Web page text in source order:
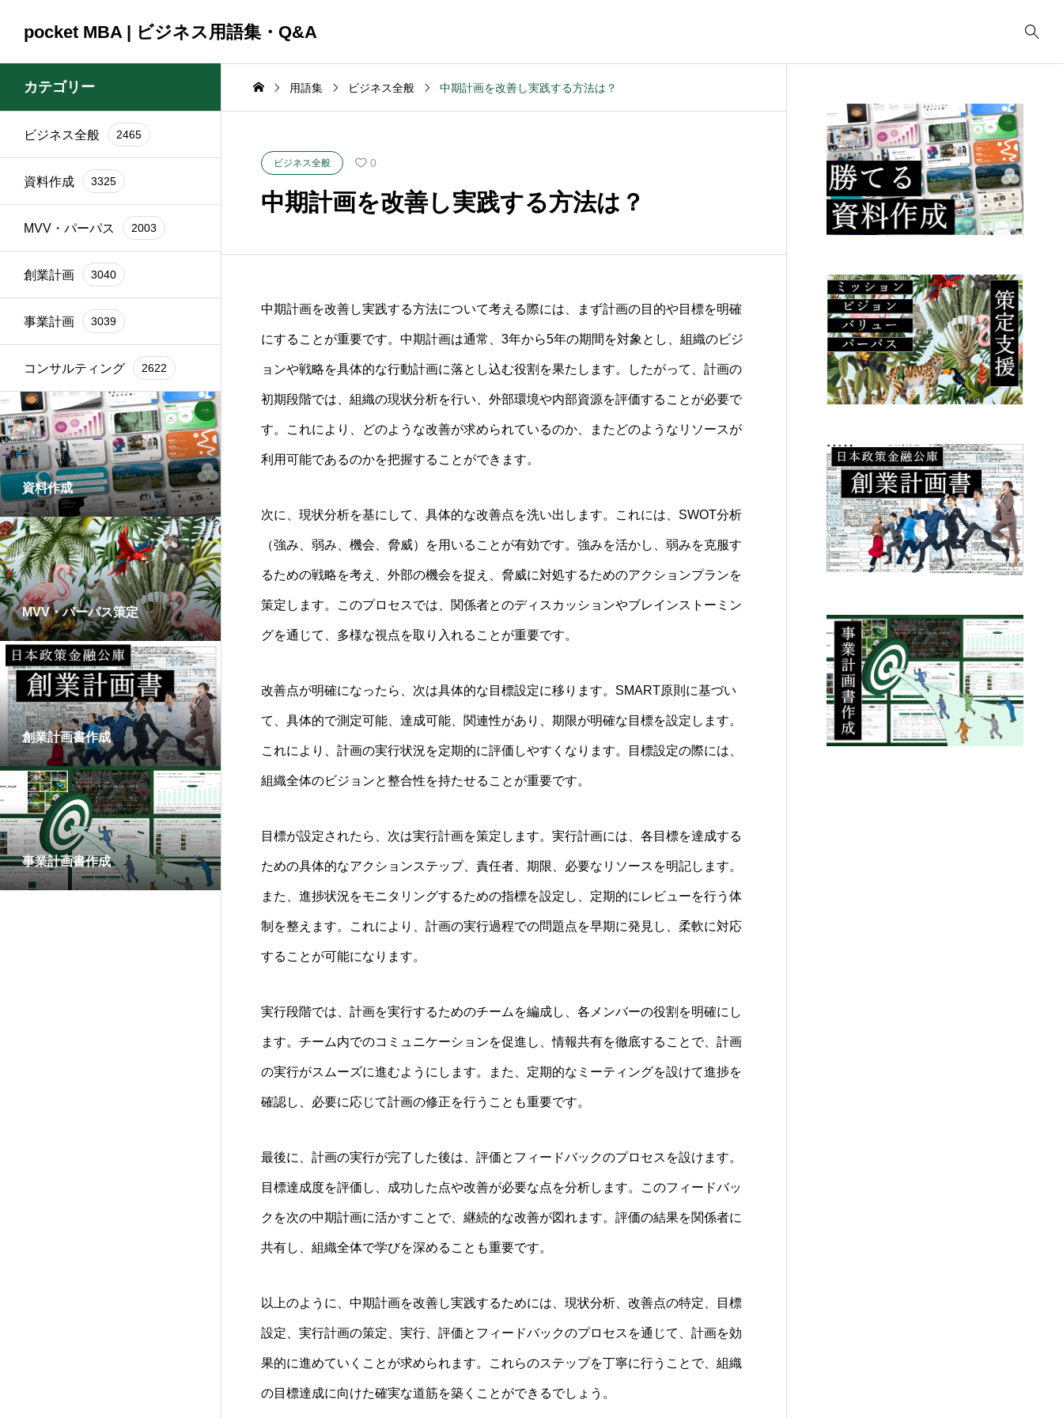
pocket MBA | ビジネス用語集・Q&A
資料作成 2622
ン
2025.09.23
ブランド再構築の際に
関係者を巻き込むコツ
は？
2025.09.23
銀行交渉の一般的な期
間はどれくらいです
キャッシュフロー改善
を依頼する前の準備は
コンサルティング
2025.09.23
クラウド移行に必要な
事前準備は何か？
カテゴリー
ビジネス全般 2465
資料作成 3325
MVV・パーパス 2003
創業計画 3040
事業計画 3039
コンサルティング 2622
資料作成
MVV・パーパス策定
創業計画書作成
事業計画書作成
用語集 ビジネス全般 中期計画を改善し実践する方法は？
ビジネス全般 0
中期計画を改善し実践する方法は？
中期計画を改善し実践する方法について考える際には、まず計画の目的や目標を明確
にすることが重要です。中期計画は通常、3年から5年の期間を対象とし、組織のビジ
ョンや戦略を具体的な行動計画に落とし込む役割を果たします。したがって、計画の
初期段階では、組織の現状分析を行い、外部環境や内部資源を評価することが必要で
す。これにより、どのような改善が求められているのか、またどのようなリソースが
利用可能であるのかを把握することができます。
次に、現状分析を基にして、具体的な改善点を洗い出します。これには、SWOT分析
（強み、弱み、機会、脅威）を用いることが有効です。強みを活かし、弱みを克服す
るための戦略を考え、外部の機会を捉え、脅威に対処するためのアクションプランを
策定します。このプロセスでは、関係者とのディスカッションやブレインストーミン
グを通じて、多様な視点を取り入れることが重要です。
改善点が明確になったら、次は具体的な目標設定に移ります。SMART原則に基づい
て、具体的で測定可能、達成可能、関連性があり、期限が明確な目標を設定します。
これにより、計画の実行状況を定期的に評価しやすくなります。目標設定の際には、
組織全体のビジョンと整合性を持たせることが重要です。
目標が設定されたら、次は実行計画を策定します。実行計画には、各目標を達成する
ための具体的なアクションステップ、責任者、期限、必要なリソースを明記します。
また、進捗状況をモニタリングするための指標を設定し、定期的にレビューを行う体
制を整えます。これにより、計画の実行過程での問題点を早期に発見し、柔軟に対応
することが可能になります。
実行段階では、計画を実行するためのチームを編成し、各メンバーの役割を明確にし
ます。チーム内でのコミュニケーションを促進し、情報共有を徹底することで、計画
の実行がスムーズに進むようにします。また、定期的なミーティングを設けて進捗を
確認し、必要に応じて計画の修正を行うことも重要です。
最後に、計画の実行が完了した後は、評価とフィードバックのプロセスを設けます。
目標達成度を評価し、成功した点や改善が必要な点を分析します。このフィードバッ
クを次の中期計画に活かすことで、継続的な改善が図れます。評価の結果を関係者に
共有し、組織全体で学びを深めることも重要です。
以上のように、中期計画を改善し実践するためには、現状分析、改善点の特定、目標
設定、実行計画の策定、実行、評価とフィードバックのプロセスを通じて、計画を効
果的に進めていくことが求められます。これらのステップを丁寧に行うことで、組織
の目標達成に向けた確実な道筋を築くことができるでしょう。